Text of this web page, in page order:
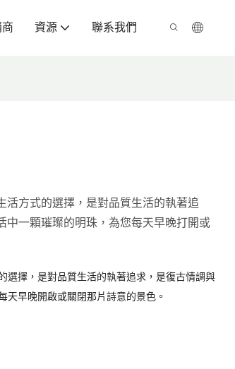
資源 聯系我們
活方式的選擇，是對品質生活的執著追
中一顆璀璨的明珠，為您每天早晚打開或
選擇，是對品質生活的執著追求，是復古情調與
天早晚開啟或關閉那片詩意的景色。